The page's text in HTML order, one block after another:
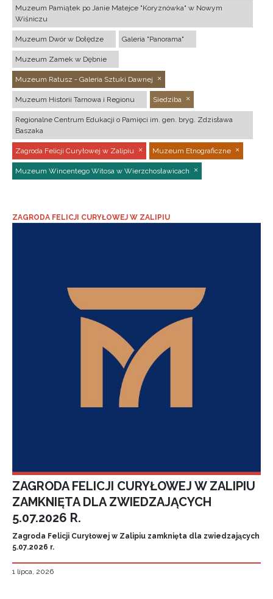
Muzeum Pamiątek po Janie Matejce "Koryznówka" w Nowym
Wiśniczu
Muzeum Dwór w Dołędze Galeria "Panorama"
Muzeum Zamek w Dębnie
Muzeum Ratusz - Galeria Sztuki Dawnej
Muzeum Historii Tarnowa i Regionu Siedziba
Regionalne Centrum Edukacji o Pamięci im. gen. bryg. Zdzisława
Baszaka
Zagroda Felicji Curyłowej w Zalipiu Muzeum Etnograficzne
Muzeum Wincentego Witosa w Wierzchosławicach
ZAGRODA FELICJI CURYŁOWEJ W ZALIPIU
ZAGRODA FELICJI CURYŁOWEJ W ZALIPIU
ZAMKNIĘTA DLA ZWIEDZAJĄCYCH
5.07.2026 R.
Zagroda Felicji Curyłowej w Zalipiu zamknięta dla zwiedzających
5.07.2026 r.
1 lipca, 2026